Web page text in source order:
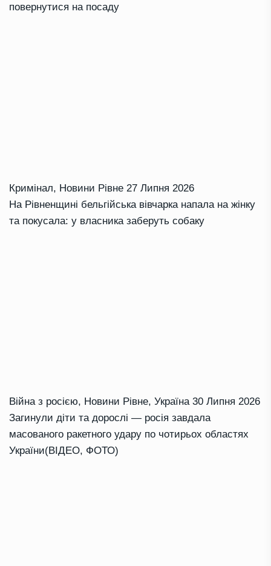
повернутися на посаду
Кримінал, Новини Рівне 27 Липня 2026
На Рівненщині бельгійська вівчарка напала на жінку
та покусала: у власника заберуть собаку
Війна з росією, Новини Рівне, Україна 30 Липня 2026
Загинули діти та дорослі — росія завдала
масованого ракетного удару по чотирьох областях
України(ВІДЕО, ФОТО)